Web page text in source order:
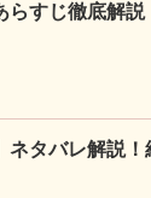
らすじ徹底解
ネタバレ解説